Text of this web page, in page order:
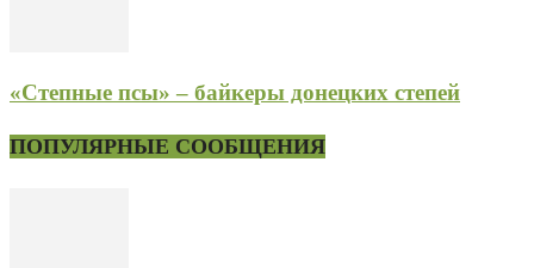
«Степные псы» – байкеры донецких степей
ПОПУЛЯРНЫЕ СООБЩЕНИЯ